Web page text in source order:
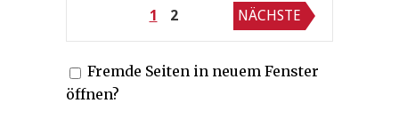
Seitennummerierung
der
Beiträge
1 2 NÄCHSTE
Fremde Seiten in neuem Fenster
öffnen?